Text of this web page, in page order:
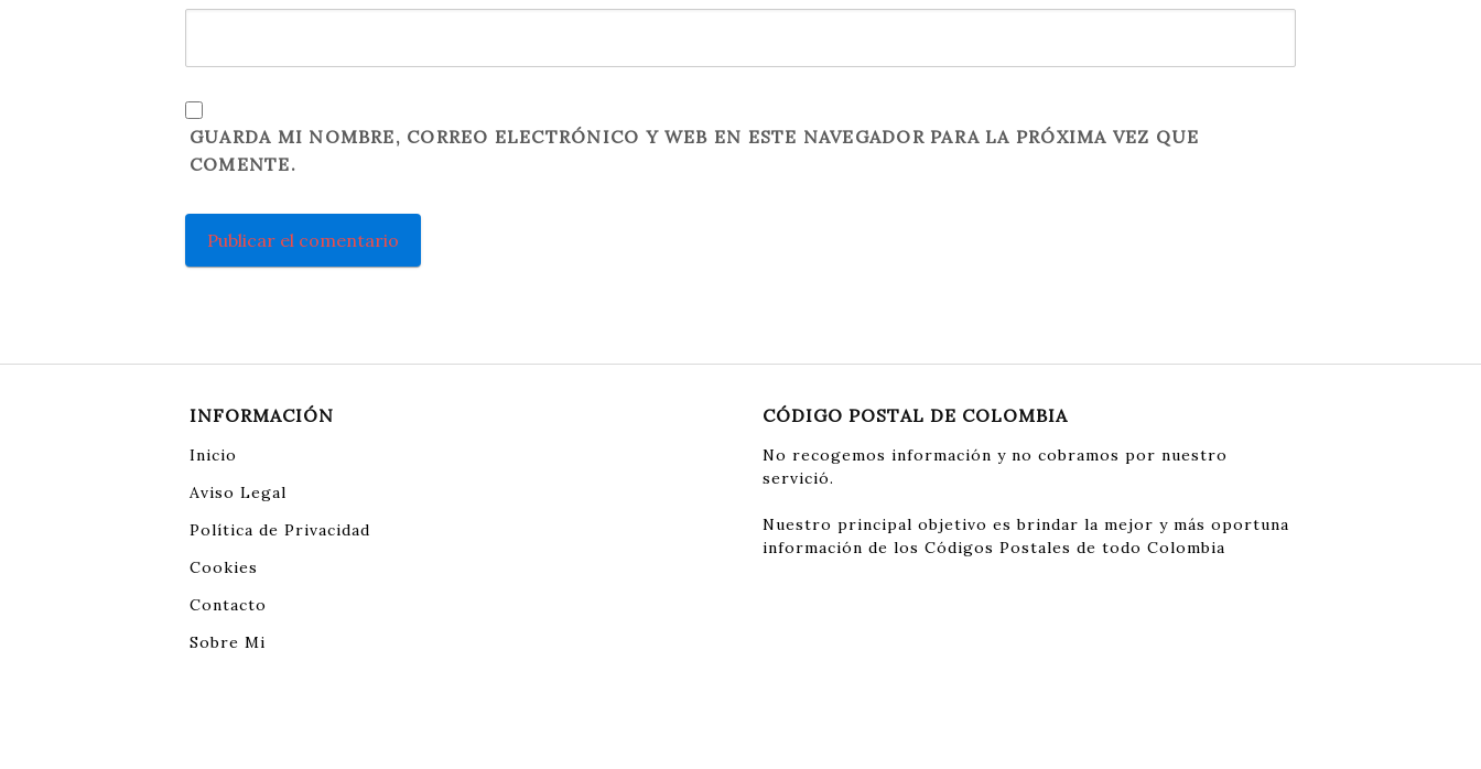
GUARDA MI NOMBRE, CORREO ELECTRÓNICO Y WEB EN ESTE NAVEGADOR PARA LA PRÓXIMA VEZ QUE
COMENTE.
INFORMACIÓN
Inicio
Aviso Legal
Política de Privacidad
Cookies
Contacto
Sobre Mi
CÓDIGO POSTAL DE COLOMBIA
No recogemos información y no cobramos por nuestro
servició.
Nuestro principal objetivo es brindar la mejor y más oportuna
información de los Códigos Postales de todo Colombia